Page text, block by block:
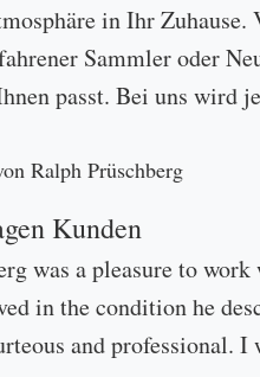
in Ihr
Sammler oder
passt. Bei uns wird
Ralph Prüschberg
Kunden
was a pleasure to
in the condition he
and professional.